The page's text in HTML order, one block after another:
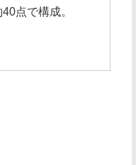
点で構成。